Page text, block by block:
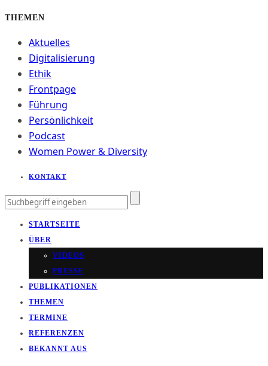
THEMEN
Aktuelles
Digitalisierung
Ethik
Frontpage
Führung
Persönlichkeit
Podcast
Women Power & Diversity
KONTAKT
STARTSEITE
ÜBER
VIDEOS
PRESSE
PUBLIKATIONEN
THEMEN
TERMINE
REFERENZEN
BEKANNT AUS